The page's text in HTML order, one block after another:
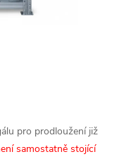
pro prodloužení již
samostatně stojící